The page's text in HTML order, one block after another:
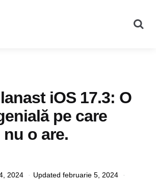
iOS 17.3: O
pe care
o are.
2024
Updated februarie 5, 2024